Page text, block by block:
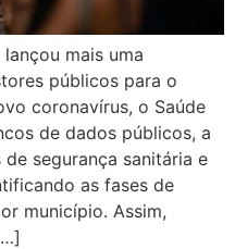
mais uma
públicos para o
coronavírus, o Saúde
de dados públicos, a
segurança sanitária e
as fases de
município. Assim,